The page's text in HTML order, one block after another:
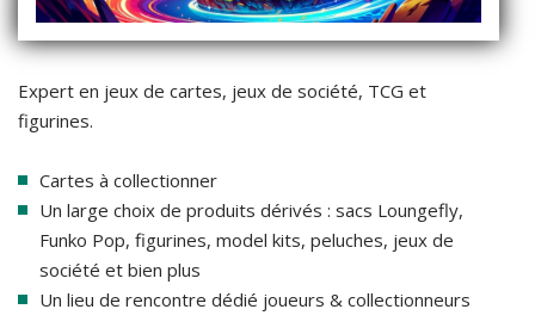
Expert en jeux de cartes, jeux de société, TCG et
figurines.
Cartes à collectionner
Un large choix de produits dérivés : sacs Loungefly,
Funko Pop, figurines, model kits, peluches, jeux de
société et bien plus
Un lieu de rencontre dédié joueurs & collectionneurs